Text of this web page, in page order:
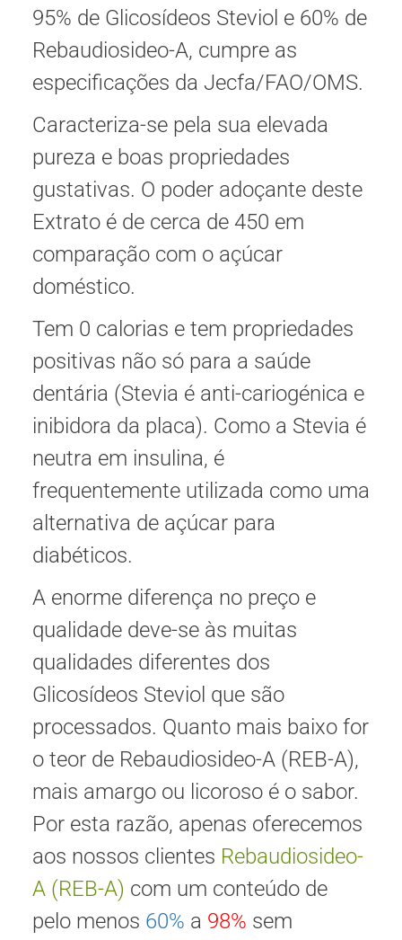
95% de Glicosídeos Steviol e 60% de
Rebaudiosideo-A, cumpre as
especificações da Jecfa/FAO/OMS.
Caracteriza-se pela sua elevada
pureza e boas propriedades
gustativas. O poder adoçante deste
Extrato é de cerca de 450 em
comparação com o açúcar
doméstico.
Tem 0 calorias e tem propriedades
positivas não só para a saúde
dentária (Stevia é anti-cariogénica e
inibidora da placa). Como a Stevia é
neutra em insulina, é
frequentemente utilizada como uma
alternativa de açúcar para
diabéticos.
A enorme diferença no preço e
qualidade deve-se às muitas
qualidades diferentes dos
Glicosídeos Steviol que são
processados. Quanto mais baixo for
o teor de Rebaudiosideo-A (REB-A),
mais amargo ou licoroso é o sabor.
Por esta razão, apenas oferecemos
aos nossos clientes Rebaudiosideo-
A (REB-A) com um conteúdo de
pelo menos 60% a 98% sem